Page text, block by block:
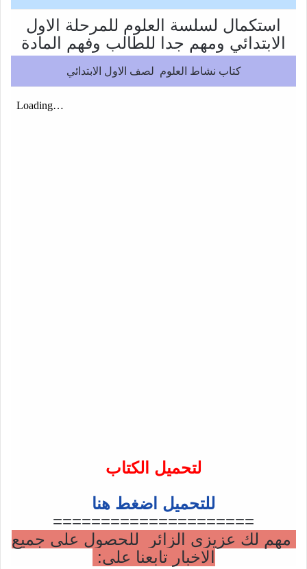
استكمال لسلسة العلوم للمرحلة الاول
الابتدائي ومهم جدا للطالب وفهم المادة
كتاب نشاط العلوم لصف الاول الابتدائي
لتحميل الكتاب
للتحميل اضغط هنا
=====================
مهم لك عزيزي الزائر للحصول على جميع
الاخبار تابعنا على: